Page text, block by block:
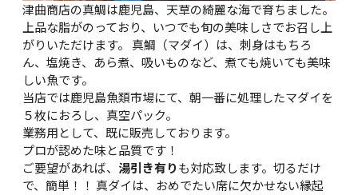
津曲商店の真鯛は鹿児島、天草の綺麗な海で育ちました。
上品な脂がのっており、いつでも旬の美味しさでお召し上
がりいただけます。 真鯛（マダイ）は、刺身はもちろ
ん、塩焼き、あら煮、吸いものなど、煮ても焼いても美味
しい魚です。
当店では鹿児島魚類市場にて、朝一番に処理したマダイを
５枚におろし、真空パック。
業務用として、既に販売しております。
プロが認めた味と品質です！
ご要望があれば、 湯引き有りも対応致します。切るだけ
で、簡単！！ 真ダイは、おめでたい席に欠かせない縁起